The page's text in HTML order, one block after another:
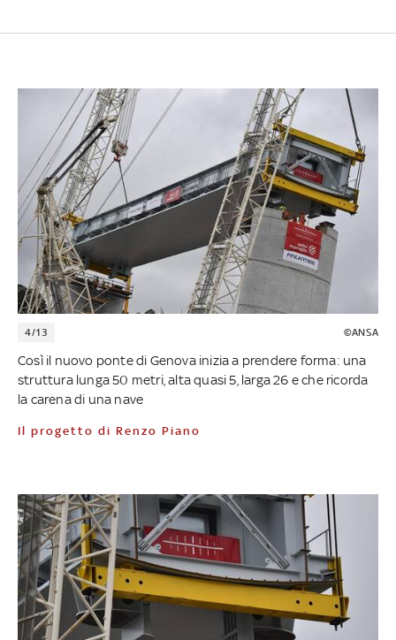
4/13 ©ANSA
Così il nuovo ponte di Genova inizia a prendere forma: una
struttura lunga 50 metri, alta quasi 5, larga 26 e che ricorda
la carena di una nave
Il progetto di Renzo Piano